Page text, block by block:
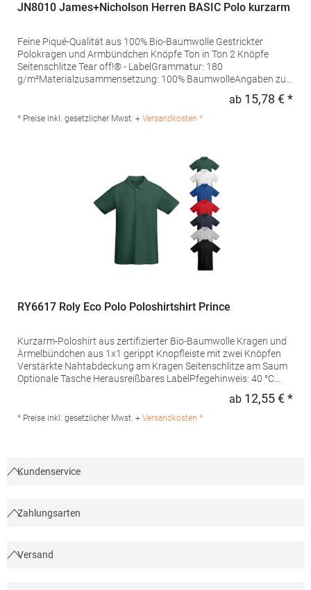
JN8010 James+Nicholson Herren BASIC Polo kurzarm
Feine Piqué-Qualität aus 100% Bio-Baumwolle Gestrickter
Polokragen und Armbündchen Knöpfe Ton in Ton 2 Knöpfe
Seitenschlitze Tear off!® - LabelGrammatur: 180
g/m²Materialzusammensetzung: 100% BaumwolleAngaben zur
GmbH Vor dem Weißen Stein 25-31 72461 Albstadt Deutschland
E-Mail: info@daiber.de
ab 15,78 € *
* Preise inkl. gesetzlicher Mwst. + Versandkosten *
RY6617 Roly Eco Polo Poloshirtshirt Prince
Kurzarm-Poloshirt aus zertifizierter Bio-Baumwolle Kragen und
Ärmelbündchen aus 1x1 gerippt Knopfleiste mit zwei Knöpfen
Verstärkte Nahtabdeckung am Kragen Seitenschlitze am Saum
Optionale Tasche Herausreißbares LabelPfegehinweis: 40 °C
g/m²Materialzusammensetzung: 100% Baumwolle (Heather
Grey: 85% Baumwolle / 15% Viskose)Angaben zur
ab 12,55 € *
* Preise inkl. gesetzlicher Mwst. + Versandkosten *
Kundenservice
Zahlungsarten
Versand